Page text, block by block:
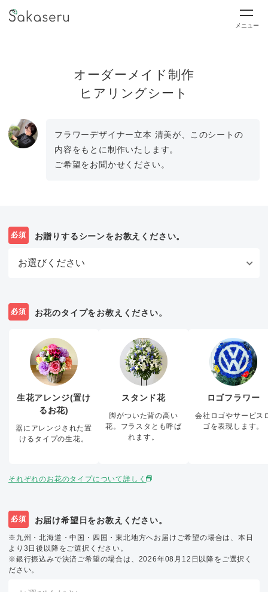
メニュー
オーダーメイド制作
ヒアリングシート
フラワーデザイナー立本 清美が、このシートの
内容をもとに制作いたします。
ご希望をお聞かせください。
必須 お贈りするシーンをお教えください。
必須 お花のタイプをお教えください。
生花アレンジ(置け
るお花)
器にアレンジされた置
けるタイプの生花。
スタンド花
脚がついた背の高い
花。フラスタとも呼ば
れます。
ロゴフラワー
会社ロゴやサービス
ゴを表現します。
それぞれのお花のタイプについて詳しく
必須 お届け希望日をお教えください。
※九州・北海道・中国・四国・東北地方へお届けご希望の場合は、本日
より3日後以降をご選択ください。
※銀行振込みで決済ご希望の場合は、2026年08月12日以降をご選択く
ださい。